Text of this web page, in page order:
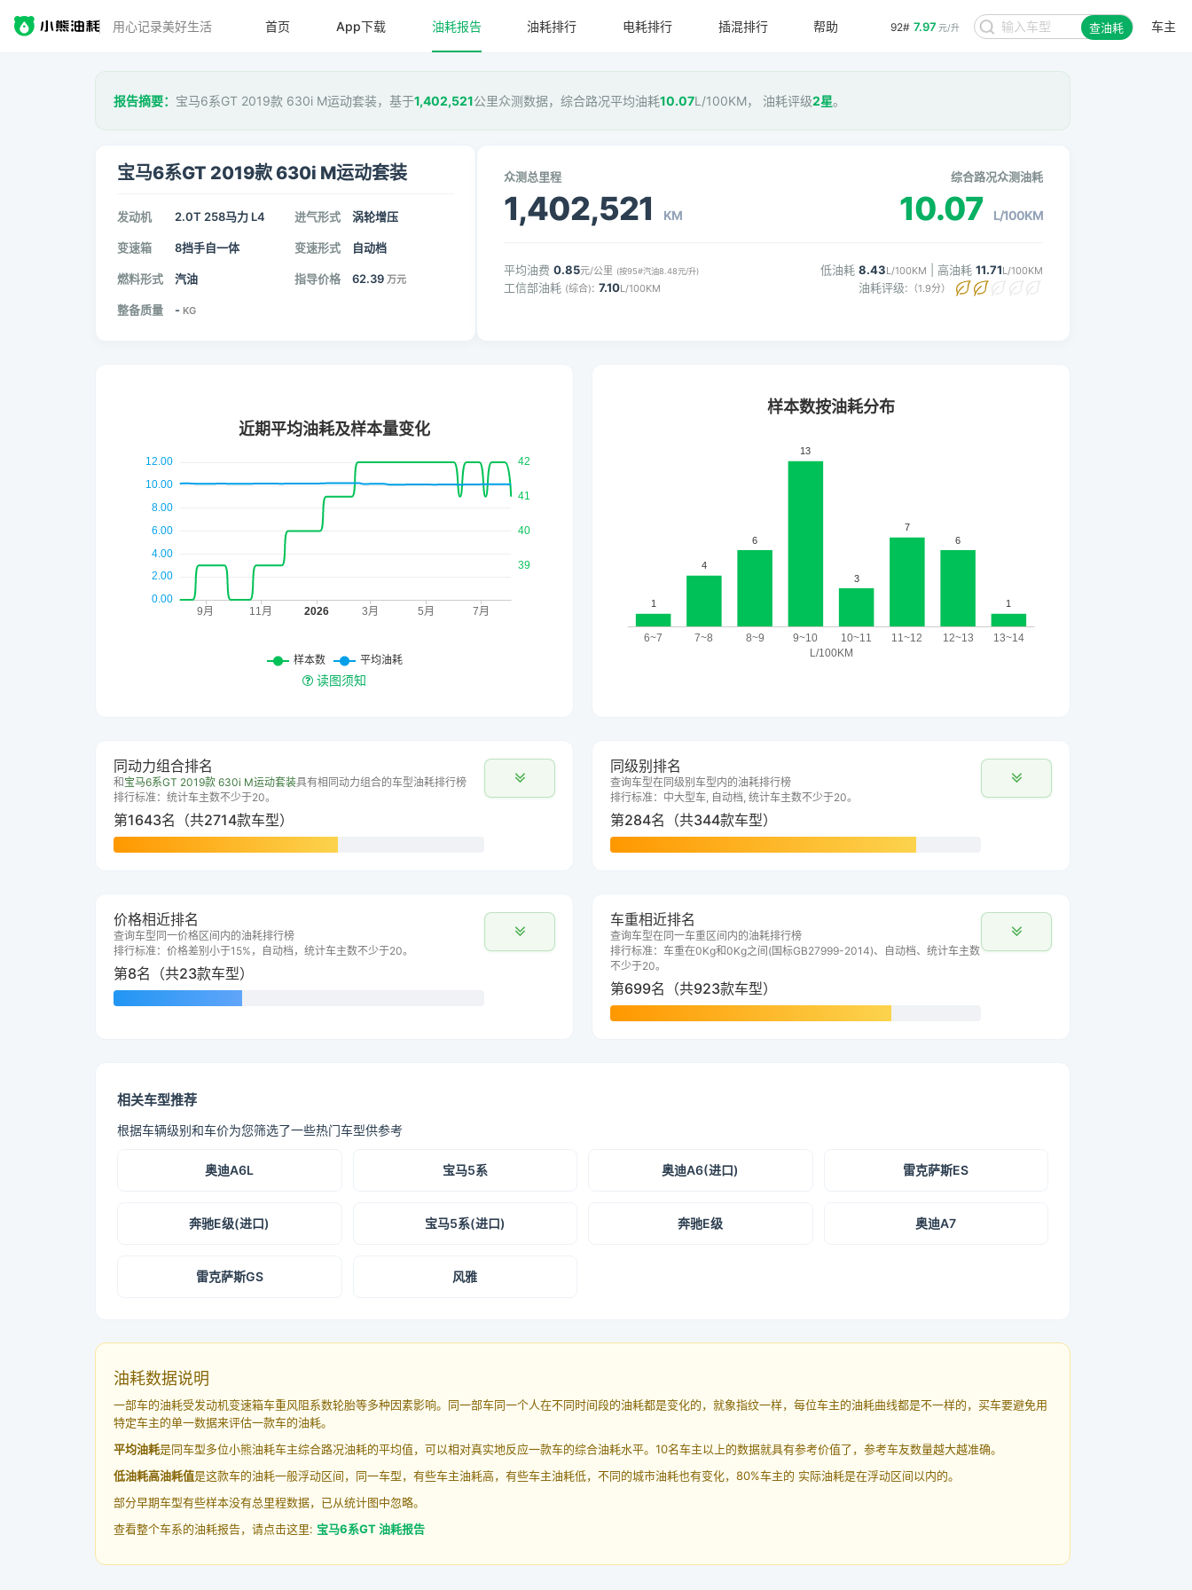
用心记录美好生活 92# 7.97 元/升 查油耗 车主
首页 App下载 油耗报告 油耗排行 电耗排行 插混排行 帮助
报告摘要： 宝马6系GT 2019款 630i M运动套装，基于1,402,521公里众测数据，综合路况平均油耗10.07L/100KM， 油耗评级2星。
宝马6系GT 2019款 630i M运动套装
发动机 2.0T 258马力 L4 进气形式 涡轮增压
变速箱 8挡手自一体 变速形式 自动档
燃料形式 汽油 指导价格 62.39 万元
整备质量 - KG
众测总里程
1,402,521 KM
综合路况众测油耗
10.07 L/100KM
平均油费 0.85元/公里 (按95#汽油8.48元/升)
工信部油耗 (综合): 7.10L/100KM
低油耗 8.43L/100KM | 高油耗 11.71L/100KM
油耗评级: （1.9分）
读图须知
同动力组合排名
和 宝马6系GT 2019款 630i M运动套装具有相同动力组合的车型油耗排行榜
排行标准：统计车主数不少于20。
第1643名（共2714款车型）
同级别排名
查询车型在同级别车型内的油耗排行榜
排行标准：中大型车, 自动档, 统计车主数不少于20。
第284名（共344款车型）
价格相近排名
查询车型同一价格区间内的油耗排行榜
排行标准：价格差别小于15%，自动档，统计车主数不少于20。
第8名（共23款车型）
车重相近排名
查询车型在同一车重区间内的油耗排行榜
排行标准：车重在0Kg和0Kg之间(国标GB27999-2014)、自动档、统计车主数
不少于20。
第699名（共923款车型）
相关车型推荐
根据车辆级别和车价为您筛选了一些热门车型供参考
奥迪A6L 宝马5系 奥迪A6(进口) 雷克萨斯ES
奔驰E级(进口) 宝马5系(进口) 奔驰E级 奥迪A7
雷克萨斯GS 风雅
油耗数据说明
一部车的油耗受发动机变速箱车重风阻系数轮胎等多种因素影响。同一部车同一个人在不同时间段的油耗都是变化的，就象指纹一样，每位车主的油耗曲线都是不一样的，买车要避免用
特定车主的单一数据来评估一款车的油耗。
平均油耗是同车型多位小熊油耗车主综合路况油耗的平均值，可以相对真实地反应一款车的综合油耗水平。10名车主以上的数据就具有参考价值了，参考车友数量越大越准确。
低油耗高油耗值是这款车的油耗一般浮动区间，同一车型，有些车主油耗高，有些车主油耗低，不同的城市油耗也有变化，80%车主的 实际油耗是在浮动区间以内的。
部分早期车型有些样本没有总里程数据，已从统计图中忽略。
查看整个车系的油耗报告，请点击这里: 宝马6系GT 油耗报告